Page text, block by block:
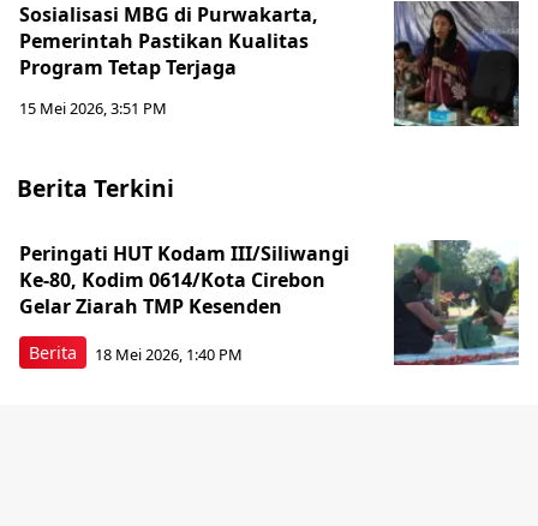
Sosialisasi MBG di Purwakarta,
Pemerintah Pastikan Kualitas
Program Tetap Terjaga
15 Mei 2026, 3:51 PM
Berita Terkini
Berita
Peringati HUT Kodam III/Siliwangi
Ke-80, Kodim 0614/Kota Cirebon
Gelar Ziarah TMP Kesenden
18 Mei 2026, 1:40 PM